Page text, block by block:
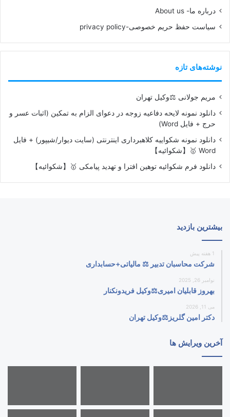
درباره ما- About us
سیاست حفظ حریم خصوصی-privacy policy
نوشته‌های تازه
مریم جولانی ⚖️وکیل تهران
دانلود نمونه لایحه دفاعیه زوجه در دعوای الزام به تمکین (اثبات عسر و
حرج + فایل Word)
دانلود نمونه شکواییه کلاهبرداری اینترنتی (سایت دیوار/شیپور) + فایل
Word 🥇【شکوائیه】
دانلود فرم شکوائیه توهین افترا و تهدید پیامکی 🥇【شکوائیه】
بیشترین بازدید
1 هفته پیش
شرکت محاسبان تدبیر ⚖️ مالیاتی+حسابداری
نوامبر 26, 2025
بهروز قابلیان امیری⚖️وکیل فریدونکنار
می 11, 2026
دکتر امین گلریز⚖️وکیل تهران
آخرین ویرایش ها